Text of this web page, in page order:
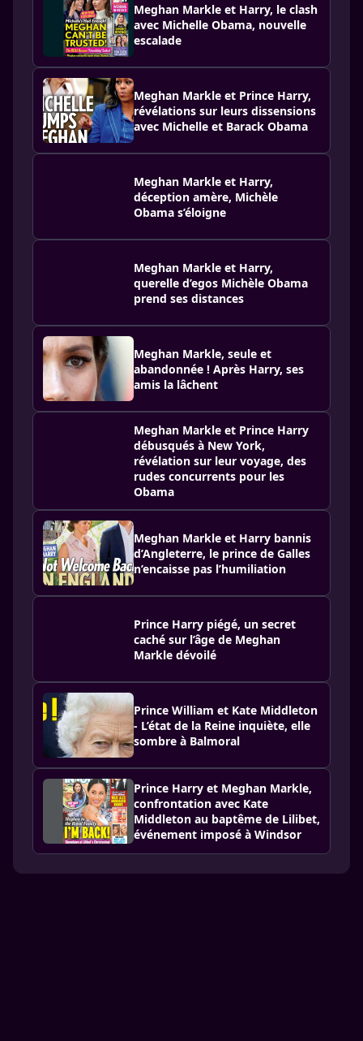
Meghan Markle et Harry, le clash
avec Michelle Obama, nouvelle
escalade
Meghan Markle et Prince Harry,
révélations sur leurs dissensions
avec Michelle et Barack Obama
Meghan Markle et Harry,
déception amère, Michèle
Obama s’éloigne
Meghan Markle et Harry,
querelle d’egos Michèle Obama
prend ses distances
Meghan Markle, seule et
abandonnée ! Après Harry, ses
amis la lâchent
Meghan Markle et Prince Harry
débusqués à New York,
révélation sur leur voyage, des
rudes concurrents pour les
Obama
Meghan Markle et Harry bannis
d’Angleterre, le prince de Galles
n’encaisse pas l’humiliation
Prince Harry piégé, un secret
caché sur l’âge de Meghan
Markle dévoilé
Prince William et Kate Middleton
- L’état de la Reine inquiète, elle
sombre à Balmoral
Prince Harry et Meghan Markle,
confrontation avec Kate
Middleton au baptême de Lilibet,
événement imposé à Windsor